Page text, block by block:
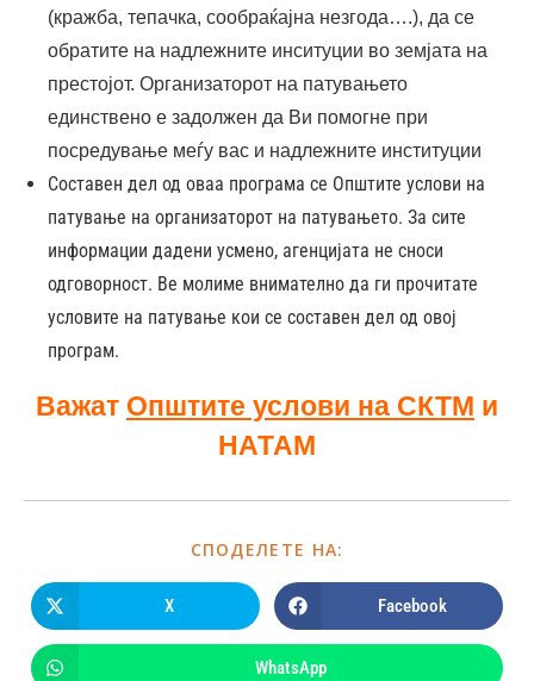
(кражба, тепачка, сообраќајна незгода….), да се
обратите на надлежните инситуции во земјата на
престојот. Организаторот на патувањето
единствено е задолжен да Ви помогне при
посредување меѓу вас и надлежните институции
Составен дел од оваа програма се Општите услови на
патување на организаторот на патувањето. За сите
информации дадени усмено, агенцијата не сноси
одговорност. Ве молиме внимателно да ги прочитате
условите на патување кои се составен дел од овој
програм.
Важат Општите услови на СКТМ и
НАТАМ
СПОДЕЛЕТЕ НА:
X Facebook
WhatsApp